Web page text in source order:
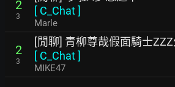
2
3
[ C_Chat]
Marle
2
3
[閒聊] 青柳尊哉假面騎士
[ C_Chat]
MIKE47